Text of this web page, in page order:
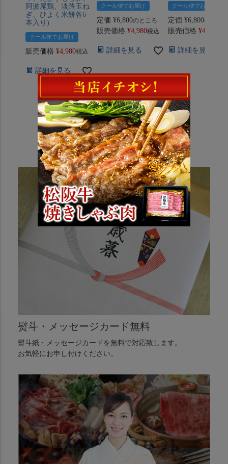
阿波尾鶏、淡路玉ね
ぎ、ひよく米餅各6
本入り)
クール便でお届け
販売価格 ¥4,980税込
詳細を見る
クール便でお届け
定価 ¥6,800のところ
販売価格 ¥4,980税込
詳細を見る
クール便でお届け
定価 ¥6,800のところ
販売価格 ¥4,880
詳細を見る
松商のギフトサービスについて
熨斗・メッセージカード無料
熨斗紙・メッセージカードを無料で対応致します。
お気軽にお申し付けください。